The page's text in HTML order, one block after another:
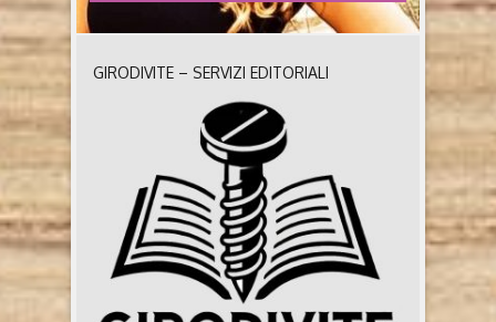
MOVIMENTI ARTISTICI:
INTERVISTA A CHIARA FISSORE
DI ‘ANTIDOTO’
Il movimento Antidoto nasce nel 2020 nel territorio
braidese grazie alla passione e la fervida
immaginazione di Chiara Fissore. All’inizio sono
state organizzate piccole iniziative, poi piano piano
gli eventi si sono ingranditi e con essi è cresciuto
anche l’interesse della comunità locale verso questa
nuova creatura culturale. Abbiamo chiesto
all’ideatrice di parlarcene. Chiara ci ..
GIRODIVITE – SERVIZI EDITORIALI